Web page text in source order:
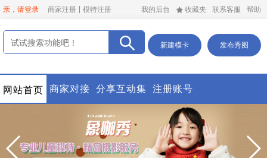
亲，请登录 商家注册 模特注册 我的后台 收藏夹 联系客服 帮助
新建模卡 发布秀图
网站首页 商家对接 分享互动集 注册账号